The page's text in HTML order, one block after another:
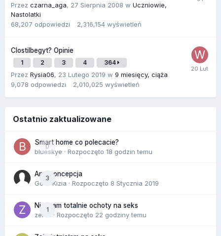
Przez czarna_aga, 27 Sierpnia 2008 w Uczniowie,
Nastolatki
68,207 odpowiedzi 2,316,154 wyświetleń
Clostilbegyt? Opinie
1 2 3 4 364
Przez Rysia06, 23 Lutego 2019 w 9 miesięcy, ciąża
9,078 odpowiedzi 2,010,025 wyświetleń
Ostatnio zaktualizowane
0
Smart home co polecacie?
blueskye · Rozpoczęto 18 godzin temu
3
Antykoncepcja
Gość Kizia · Rozpoczęto 8 Stycznia 2019
1
Nie mam totalnie ochoty na seks
zenla
· Rozpoczęto 22 godziny temu